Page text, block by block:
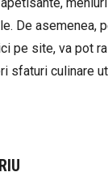
De asemenea,
pe site, va pot
sfaturi culinare